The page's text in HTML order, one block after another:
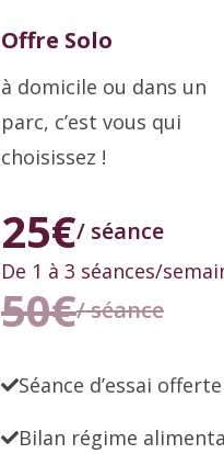
Offre Solo
à domicile ou dans un
parc, c’est vous qui
choisissez !
25€/ séance
De 1 à 3 séances/
50€/ séance
Séance d’essai offerte
Bilan régime